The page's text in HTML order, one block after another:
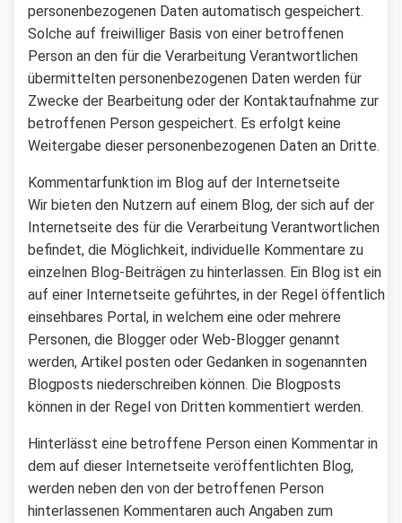
personenbezogenen Daten automatisch gespeichert.
Solche auf freiwilliger Basis von einer betroffenen
Person an den für die Verarbeitung Verantwortlichen
übermittelten personenbezogenen Daten werden für
Zwecke der Bearbeitung oder der Kontaktaufnahme zur
betroffenen Person gespeichert. Es erfolgt keine
Weitergabe dieser personenbezogenen Daten an Dritte.
Kommentarfunktion im Blog auf der Internetseite
Wir bieten den Nutzern auf einem Blog, der sich auf der
Internetseite des für die Verarbeitung Verantwortlichen
befindet, die Möglichkeit, individuelle Kommentare zu
einzelnen Blog-Beiträgen zu hinterlassen. Ein Blog ist ein
auf einer Internetseite geführtes, in der Regel öffentlich
einsehbares Portal, in welchem eine oder mehrere
Personen, die Blogger oder Web-Blogger genannt
werden, Artikel posten oder Gedanken in sogenannten
Blogposts niederschreiben können. Die Blogposts
können in der Regel von Dritten kommentiert werden.
Hinterlässt eine betroffene Person einen Kommentar in
dem auf dieser Internetseite veröffentlichten Blog,
werden neben den von der betroffenen Person
hinterlassenen Kommentaren auch Angaben zum